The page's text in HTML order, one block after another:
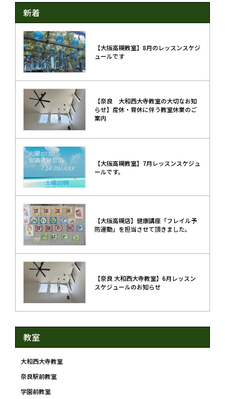
新着
【大阪高槻教室】8月のレッスンスケジ
ュールです
【奈良 大和西大寺教室の大切なお知
らせ】産休・育休に伴う教室休業のご
案内
【大阪高槻教室】7月レッスンスケジュ
ールです。
【大阪高槻店】健康講座「フレイル予
防運動」を担当させて頂きました。
【奈良 大和西大寺教室】6月レッスン
スケジュールのお知らせ
教室
大和西大寺教室
奈良駅前教室
学園前教室